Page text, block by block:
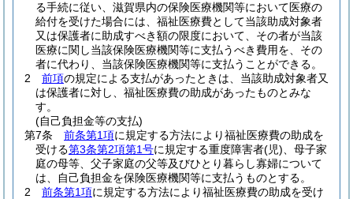
る手続に従い、滋賀県内の保険医療機関等において医療の
給付を受けた場合には、福祉医療費として当該助成対象者
又は保護者に助成すべき額の限度において、その者が当該
医療に関し当該保険医療機関等に支払うべき費用を、その
者に代わり、当該保険医療機関等に支払うことができる。
2
前項の規定による支払があったときは、当該助成対象者又
は保護者に対し、福祉医療費の助成があったものとみな
す。
(自己負担金等の支払)
第7条
前条第1項に規定する方法により福祉医療費の助成を
受ける第3条第2項第1号に規定する重度障害者(児) 、母子家
庭の母等、父子家庭の父等及びひとり暮らし寡婦について
は、自己負担金を保険医療機関等に支払うものとする。
2
前条第1項に規定する方法により福祉医療費の助成を受け